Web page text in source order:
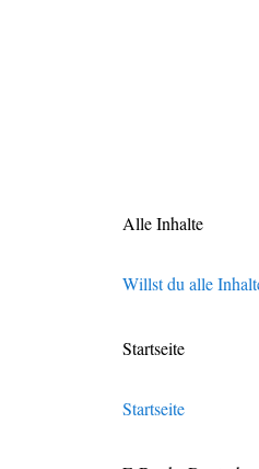
Alle Inhalte
Willst du alle
Startseite
Startseite